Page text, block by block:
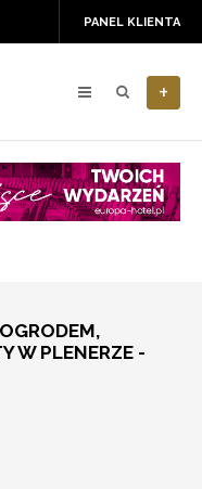
PANEL KLIENTA
+
W PLENERZE -